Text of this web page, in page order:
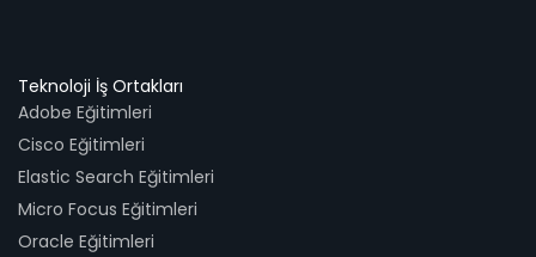
Teknoloji İş Ortakları
Adobe Eğitimleri
Cisco Eğitimleri
Elastic Search Eğitimleri
Micro Focus Eğitimleri
Oracle Eğitimleri